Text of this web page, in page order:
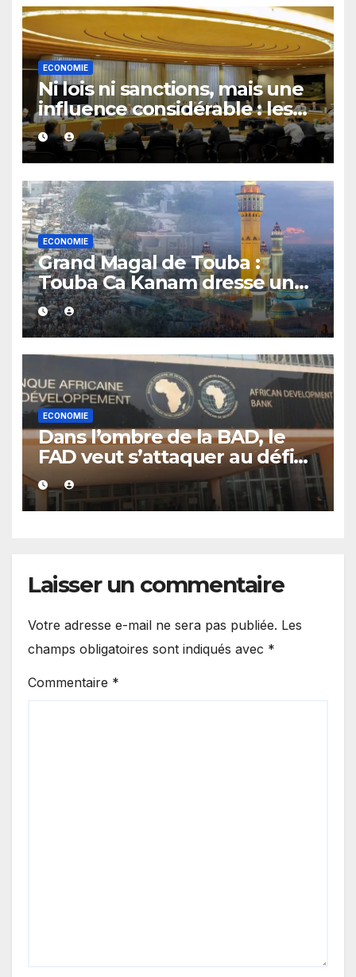
ECONOMIE
Ni lois ni sanctions, mais une
influence considérable : les
secrets du Financial Stability
Board
ECONOMIE
Grand Magal de Touba :
Touba Ca Kanam dresse un
bilan positif et se fixe un
objectif de 7 milliards FCFA
ECONOMIE
Dans l’ombre de la BAD, le
FAD veut s’attaquer au défi
de la dette africaine
Laisser un commentaire
Votre adresse e-mail ne sera pas publiée. Les
champs obligatoires sont indiqués avec *
Commentaire *